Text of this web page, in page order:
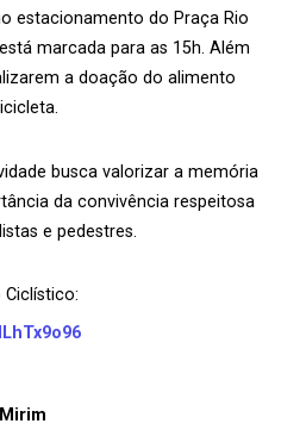
estacionamento do Praça Rio
marcada para as 15h. Além
a doação do alimento
busca valorizar a memória
da convivência respeitosa
e pedestres.
Ciclístico: